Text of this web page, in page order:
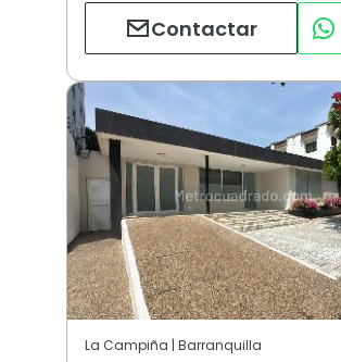
Contactar
La Campiña | Barranquilla